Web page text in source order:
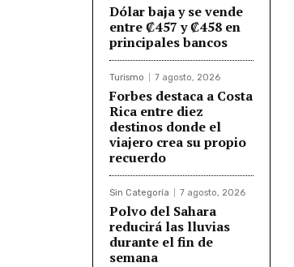
Dólar baja y se vende
entre ₡457 y ₡458 en
principales bancos
Turismo 7 agosto, 2026
Forbes destaca a Costa
Rica entre diez
destinos donde el
viajero crea su propio
recuerdo
Sin Categoría 7 agosto, 2026
Polvo del Sahara
reducirá las lluvias
durante el fin de
semana